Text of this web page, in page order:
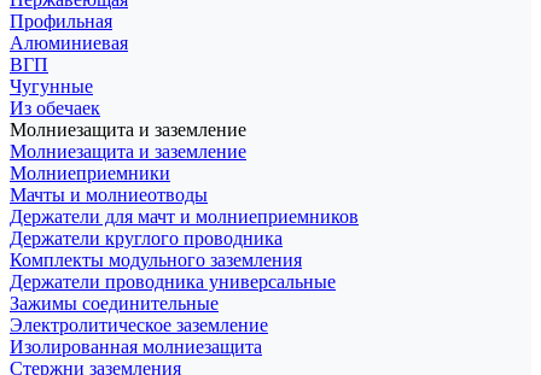
Профильная
Алюминиевая
ВГП
Чугунные
Из обечаек
Молниезащита и заземление
Молниезащита и заземление
Молниеприемники
Мачты и молниеотводы
Держатели для мачт и молниеприемников
Держатели круглого проводника
Комплекты модульного заземления
Держатели проводника универсальные
Зажимы соединительные
Электролитическое заземление
Изолированная молниезащита
Стержни заземления